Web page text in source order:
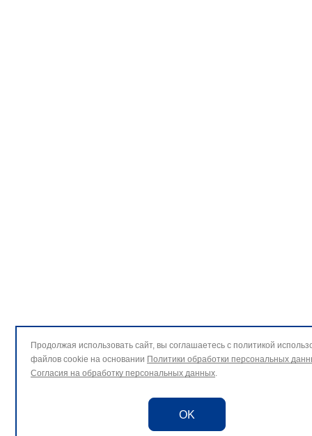
Продолжая использовать сайт, вы соглашаетесь с политикой
файлов cookie на основании Политики обработки персональных
Согласия на обработку персональных данных.
OK